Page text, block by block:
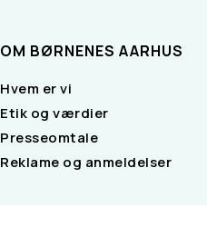
OM BØRNENES AARHUS
Hvem er vi
Etik og værdier
Presseomtale
Reklame og anmeldelser